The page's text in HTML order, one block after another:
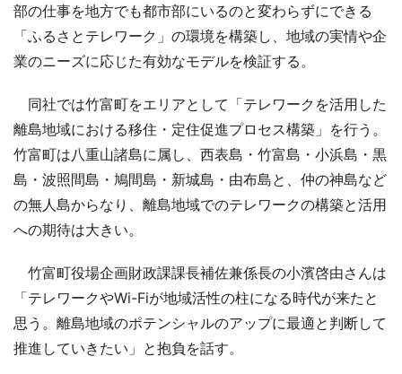
部の仕事を地方でも都市部にいるのと変わらずにできる
「ふるさとテレワーク」の環境を構築し、地域の実情や企
業のニーズに応じた有効なモデルを検証する。
同社では竹富町をエリアとして「テレワークを活用した
離島地域における移住・定住促進プロセス構築」を行う。
竹富町は八重山諸島に属し、西表島・竹富島・小浜島・黒
島・波照間島・鳩間島・新城島・由布島と、仲の神島など
の無人島からなり、離島地域でのテレワークの構築と活用
への期待は大きい。
竹富町役場企画財政課課長補佐兼係長の小濱啓由さんは
「テレワークやWi-Fiが地域活性の柱になる時代が来たと
思う。離島地域のポテンシャルのアップに最適と判断して
推進していきたい」と抱負を話す。